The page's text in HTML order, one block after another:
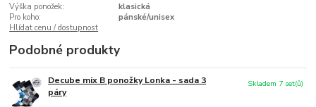
Výška ponožek:
klasická
Pro koho:
pánské/unisex
Hlídat cenu / dostupnost
Podobné produkty
Decube mix B ponožky Lonka - sada 3
páry
Skladem 7 set(ů)